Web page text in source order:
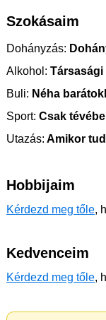
Szokásaim
Dohányzás:
Alkohol: Társasági
Buli: Néha
Sport: Csak
Utazás: Amikor
Hobbijaim
Kérdezd meg tőle,
Kedvenceim
Kérdezd meg tőle,